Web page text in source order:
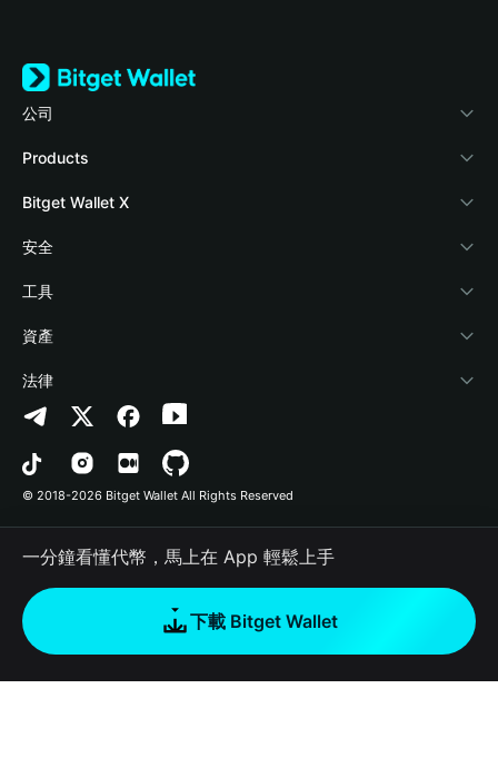
公司
關於 Bitget Wallet
部落格
學院
加密資訊
幫助中心
‌聯繫我們
品牌資源
工作機會
Products
Crypto Card
Stablecoin Earn
Payfi Crypto
Crypto Swap API
Altcoin Season Index
Prediction Markets
DApp
RWA
如何購買加密貨幣
Bitget Wallet X
開發者文件
連接錢包
Bitget Wallet Pay
合作上架
安全
風險保障基金
安全防護技術
工具
快捷買幣
授權檢測
合約檢測
批次轉帳
資產
Arbitrum
Avalanche
Bitcoin
Polygon
法律
隱私協議
用戶使用協議
© 2018-2026 Bitget Wallet All Rights Reserved
一分鐘看懂代幣，馬上在 App 輕鬆上手
下載 Bitget Wallet